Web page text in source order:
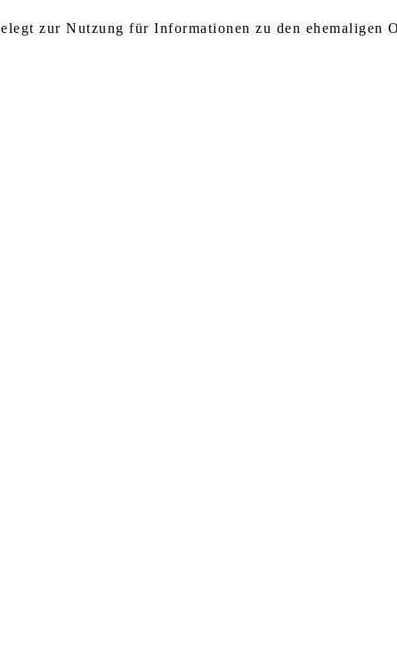
zur Nutzung für Informationen zu den ehemaligen